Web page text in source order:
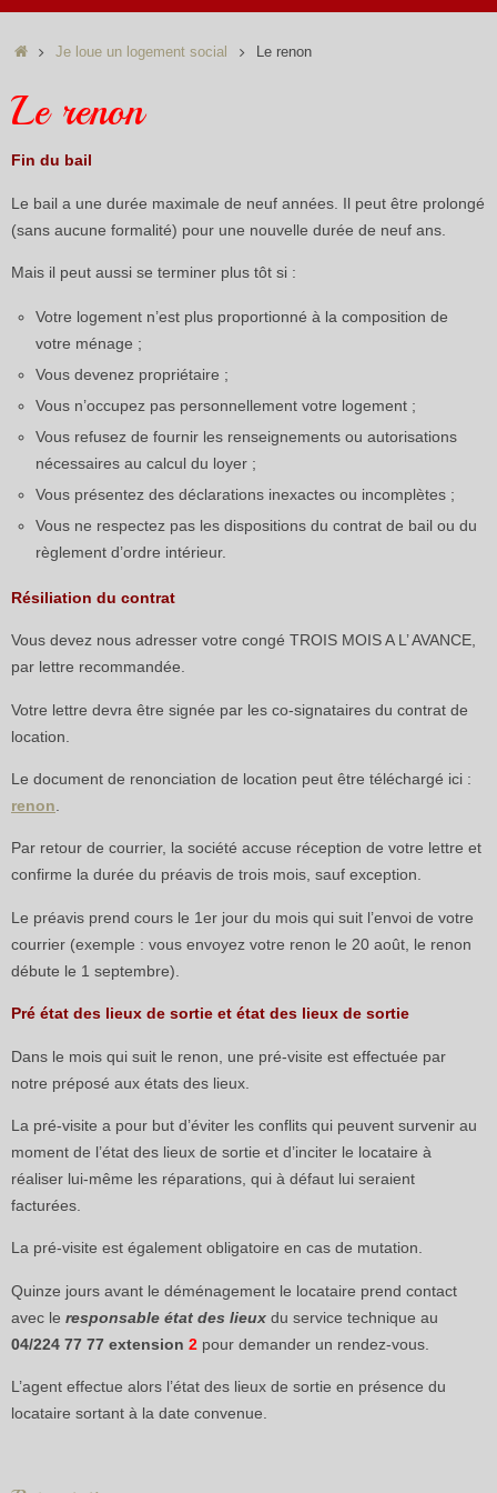
Accueil
Je loue un logement social Le renon
Le renon
Fin du bail
Le bail a une durée maximale de neuf années. Il peut être prolongé
(sans aucune formalité) pour une nouvelle durée de neuf ans.
Mais il peut aussi se terminer plus tôt si :
Votre logement n’est plus proportionné à la composition de
votre ménage ;
Vous devenez propriétaire ;
Vous n’occupez pas personnellement votre logement ;
Vous refusez de fournir les renseignements ou autorisations
nécessaires au calcul du loyer ;
Vous présentez des déclarations inexactes ou incomplètes ;
Vous ne respectez pas les dispositions du contrat de bail ou du
règlement d’ordre intérieur.
Résiliation du contrat
Vous devez nous adresser votre congé TROIS MOIS A L’ AVANCE,
par lettre recommandée.
Votre lettre devra être signée par les co-signataires du contrat de
location.
Le document de renonciation de location peut être téléchargé ici :
renon
Par retour de courrier, la société accuse réception de votre lettre et
confirme la durée du préavis de trois mois, sauf exception.
Le préavis prend cours le 1er jour du mois qui suit l’envoi de votre
courrier (exemple : vous envoyez votre renon le 20 août, le renon
débute le 1 septembre).
Pré état des lieux de sortie et état des lieux de sortie
Dans le mois qui suit le renon, une pré-visite est effectuée par
notre préposé aux états des lieux.
La pré-visite a pour but d’éviter les conflits qui peuvent survenir au
moment de l’état des lieux de sortie et d’inciter le locataire à
réaliser lui-même les réparations, qui à défaut lui seraient
facturées.
La pré-visite est également obligatoire en cas de mutation.
Quinze jours avant le déménagement le locataire prend contact
avec le responsable état des lieux du service technique au
04/224 77 77 extension 2 pour demander un rendez-vous.
L’agent effectue alors l’état des lieux de sortie en présence du
locataire sortant à la date convenue.